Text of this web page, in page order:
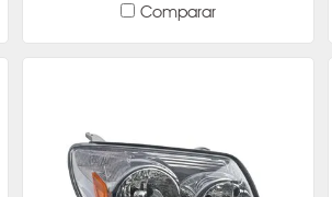
Comparar